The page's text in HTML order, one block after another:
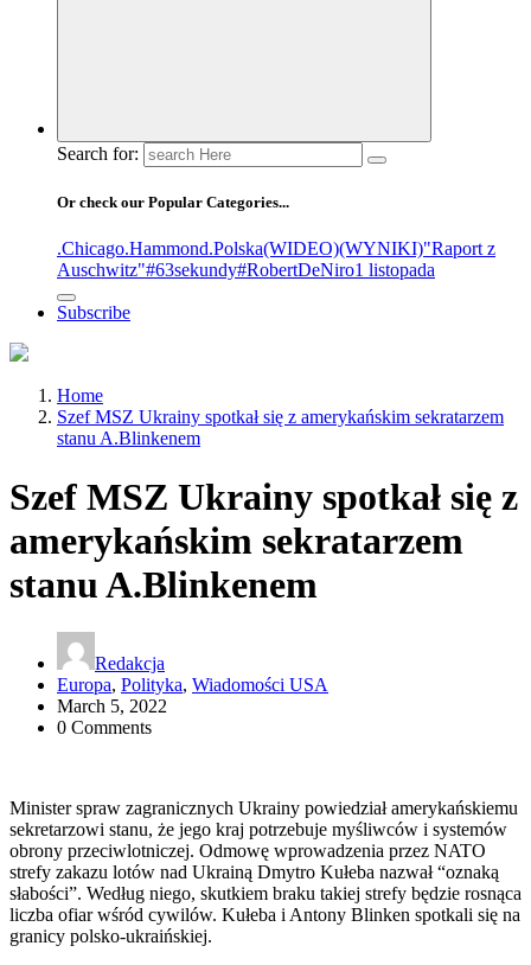
Search for:
Or check our Popular Categories...
.Chicago.Hammond.Polska(WIDEO)(WYNIKI)"Raport z
Auschwitz"#63sekundy#RobertDeNiro1 listopada
Subscribe
Home
Szef MSZ Ukrainy spotkał się z amerykańskim sekratarzem
stanu A.Blinkenem
Szef MSZ Ukrainy spotkał się z
amerykańskim sekratarzem
stanu A.Blinkenem
Redakcja
Europa, Polityka, Wiadomości USA
March 5, 2022
0 Comments
Minister spraw zagranicznych Ukrainy powiedział amerykańskiemu
sekretarzowi stanu, że jego kraj potrzebuje myśliwców i systemów
obrony przeciwlotniczej. Odmowę wprowadzenia przez NATO
strefy zakazu lotów nad Ukrainą Dmytro Kułeba nazwał “oznaką
słabości”. Według niego, skutkiem braku takiej strefy będzie rosnąca
liczba ofiar wśród cywilów. Kułeba i Antony Blinken spotkali się na
granicy polsko-ukraińskiej.